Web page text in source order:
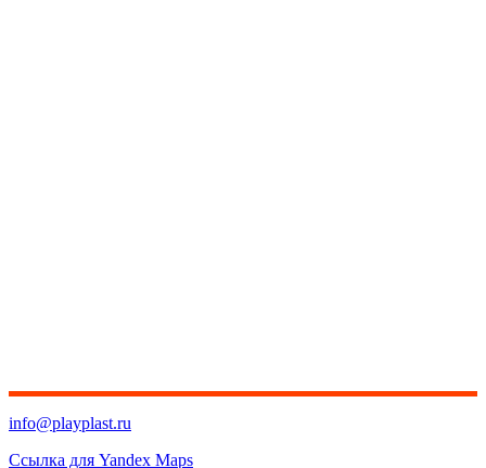
info@playplast.ru
Ссылка для Yandex Maps